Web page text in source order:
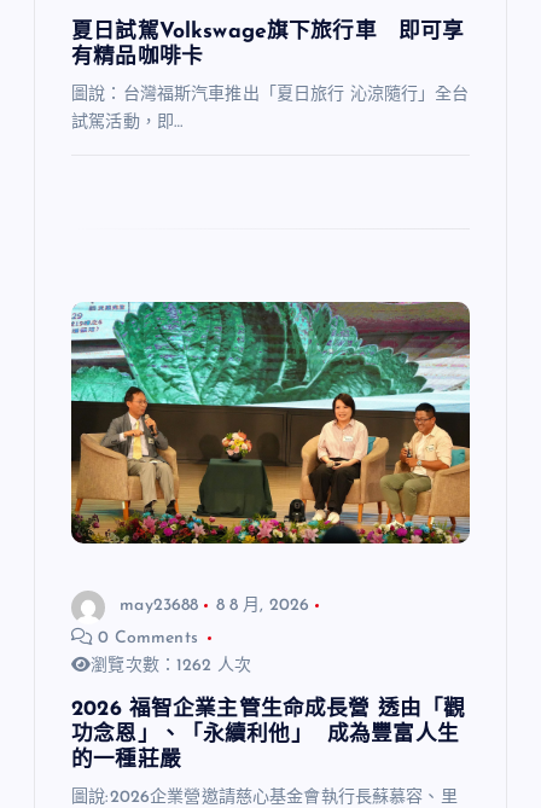
夏日試駕Volkswage旗下旅行車 即可享
有精品咖啡卡
圖說：台灣福斯汽車推出「夏日旅行 沁涼隨行」全台
試駕活動，即…
may23688
8 8 月, 2026
0 Comments
瀏覽次數：1262 人次
2026 福智企業主管生命成長營 透由「觀
功念恩」、「永續利他」 成為豐富人生
的一種莊嚴
圖說:2026企業營邀請慈心基金會執行長蘇慕容、里